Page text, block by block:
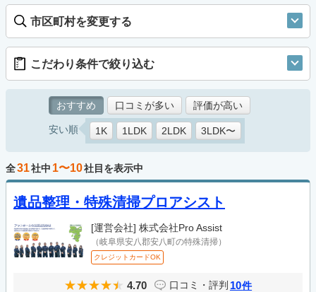
市区町村を変更する
こだわり条件で絞り込む
おすすめ 口コミが多い 評価が高い
安い順 1K 1LDK 2LDK 3LDK〜
全31社中 1〜10社目を表示中
遺品整理・特殊清掃プロアシスト
[運営会社] 株式会社Pro Assist
（岐阜県安八郡安八町の特殊清掃）
クレジットカードOK
4.70 口コミ・評判 10件